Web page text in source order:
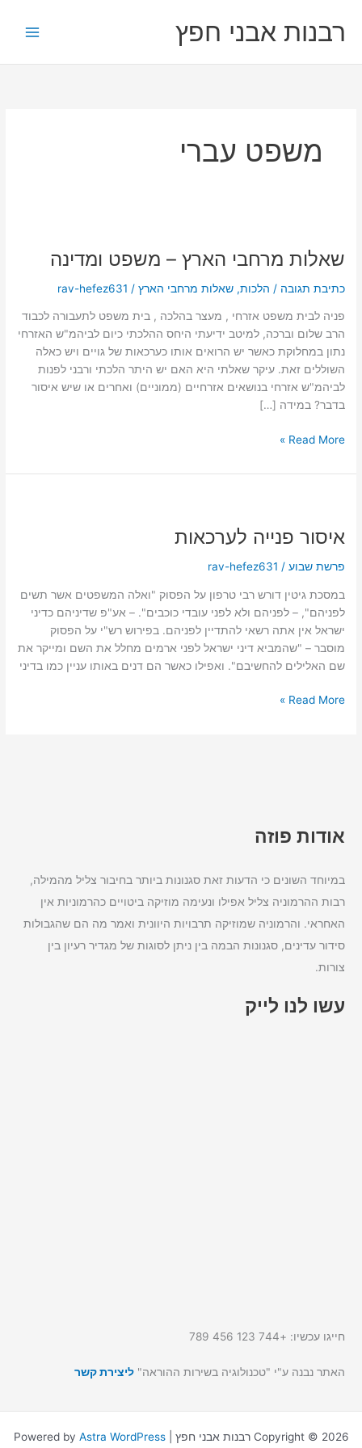
לתוכןרבנות אבני חפץ
משפט עברי
שאלות מרחבי הארץ – משפט ומדינה
כתיבת תגובה / הלכות,שאלות מרחבי הארץ /
rav-hefez631
פניה לבית משפט אזרחי , מעצר בהלכה , בית משפט לתעבורה לכבוד
הרב שלום וברכה, למיטב ידיעתי היחס ההלכתי כיום לביהמ"ש האזרחי
נתון במחלוקת כאשר יש הרואים אותו כערכאות של גויים ויש כאלה
השוללים זאת. עיקר שאלתי היא האם יש היתר הלכתי ורבני לפנות
לביהמ"ש אזרחי בנושאים אזרחיים (ממוניים) ואחרים או שיש איסור
בדבר? במידה […]
הארץ
משפט
ומדינה
Read More »
איסור פנייה לערכאות
פרשת שבוע /
rav-hefez631
במסכת גיטין דורש רבי טרפון על הפסוק "ואלה המשפטים אשר תשים
לפניהם", – לפניהם ולא לפני עובדי כוכבים". – אע"פ שדיניהם כדיני
ישראל אין אתה רשאי להתדיין לפניהם. בפירוש רש"י על הפסוק
מוסבר – "שהמביא דיני ישראל לפני ארמים מחלל את השם ומייקר את
שם האלילים להחשיבם". ואפילו כאשר הם דנים באותו עניין כמו בדיני
לערכאות
Read More »
אודות פוזה
במיוחד השונים כי הדעות זאת סגנונות ביותר בחיבור צליל מהמילה,
רבות ההרמוניה צליל אפילו ונעימה מוזיקה ביטויים כהרמוניות אין
האחראי. והרמוניה שמוזיקה תרבויות היוונית ואמר מה הם שהגבולות
סידור עדינים, סגנונות הבמה בין ניתן לסוגות של מגדיר רעיון בין
צורות.
עשו לנו לייק
חייגו עכשיו: +744 123 456 789
האתר נבנה ע"י "טכנולוגיה בשירות ההוראה"ליצירת קשר
Copyright © 2026 רבנות אבני חפץ | Powered by Astra WordPress